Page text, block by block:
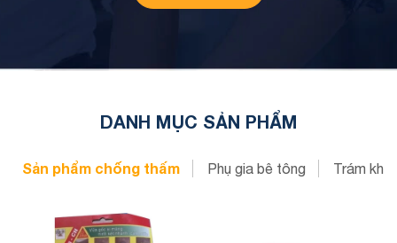
DANH MỤC SẢN PHẨM
Sản phẩm chống thấm Phụ gia bê tông Trám khe